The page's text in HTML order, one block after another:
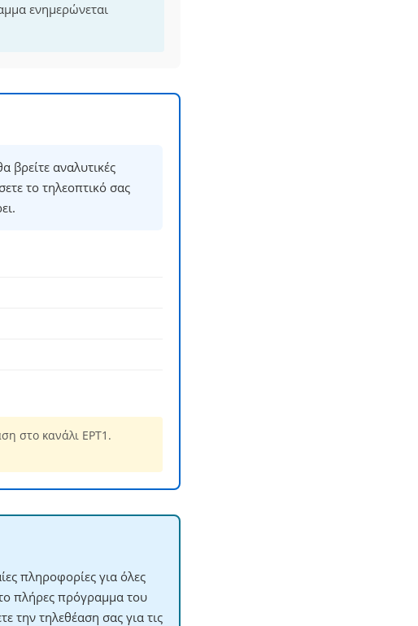
ενημερώνεται
αναλυτικές
το τηλεοπτικό σας
στο κανάλι ΕΡΤ1.
πληροφορίες για όλες
πλήρες πρόγραμμα του
την τηλεθέαση σας για τις